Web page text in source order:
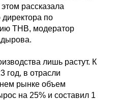
рассказала
директора по
ТНВ, модератор
лишь растут. К
год, в отрасли
рынке объем
на 25% и составил 1